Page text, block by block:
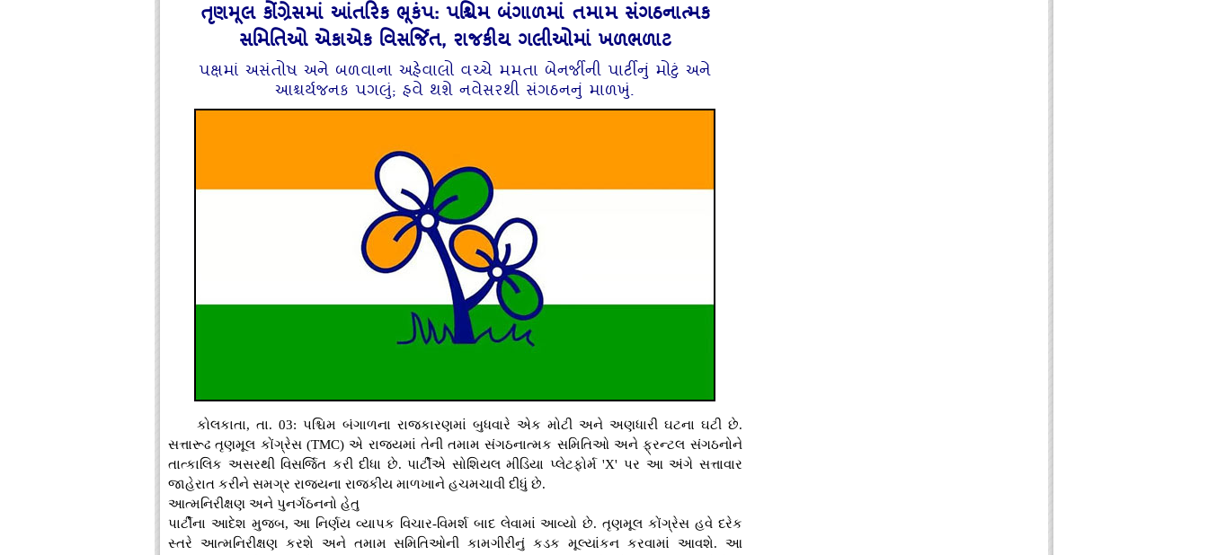
તૃણમૂલ કોંગ્રેસમાં આંતરિક ભૂકંપ: પશ્ચિમ બંગાળમાં તમામ સંગઠનાત્મક
સમિતિઓ એકાએક વિસર્જિત, રાજકીય ગલીઓમાં ખળભળાટ
પક્ષમાં અસંતોષ અને બળવાના અહેવાલો વચ્ચે મમતા બેનર્જીની પાર્ટીનું મોટું અને
આશ્ચર્યજનક પગલું; હવે થશે નવેસરથી સંગઠનનું માળખું.
કોલકાતા, તા. 03: પશ્ચિમ બંગાળના રાજકારણમાં બુધવારે એક મોટી અને અણધારી ઘટના ઘટી છે.
સત્તારૂઢ તૃણમૂલ કોંગ્રેસ (TMC) એ રાજ્યમાં તેની તમામ સંગઠનાત્મક સમિતિઓ અને ફ્રન્ટલ સંગઠનોને
તાત્કાલિક અસરથી વિસર્જિત કરી દીધા છે. પાર્ટીએ સોશિયલ મીડિયા પ્લેટફોર્મ 'X' પર આ અંગે સત્તાવાર
જાહેરાત કરીને સમગ્ર રાજ્યના રાજકીય માળખાને હચમચાવી દીધું છે.
આત્મનિરીક્ષણ અને પુનર્ગઠનનો હેતુ
પાર્ટીના આદેશ મુજબ, આ નિર્ણય વ્યાપક વિચાર-વિમર્શ બાદ લેવામાં આવ્યો છે. તૃણમૂલ કોંગ્રેસ હવે દરેક
સ્તરે આત્મનિરીક્ષણ કરશે અને તમામ સમિતિઓની કામગીરીનું કડક મૂલ્યાંકન કરવામાં આવશે. આ